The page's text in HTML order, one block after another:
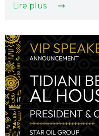
Lire plus